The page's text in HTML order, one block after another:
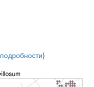
подробности)